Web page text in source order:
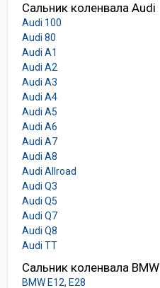
Сальник коленвала Audi
Audi 100
Audi 80
Audi A1
Audi A2
Audi A3
Audi A4
Audi A5
Audi A6
Audi A7
Audi A8
Audi Allroad
Audi Q3
Audi Q5
Audi Q7
Audi Q8
Audi TT
Сальник коленвала BMW
BMW E12, E28